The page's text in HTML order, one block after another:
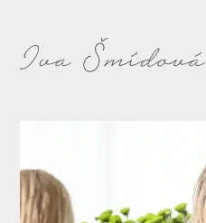
Iva Šmídová